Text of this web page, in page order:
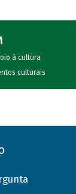
à cultura
culturais